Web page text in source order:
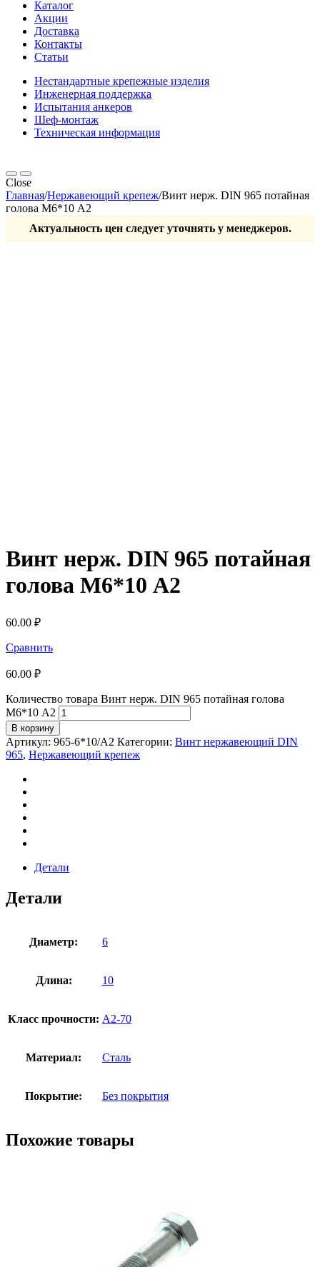
Каталог
Акции
Доставка
Контакты
Статьи
Нестандартные крепежные изделия
Инженерная поддержка
Испытания анкеров
Шеф-монтаж
Техническая информация
Close
Главная/Нержавеющий крепеж/Винт нерж. DIN 965 потайная
голова М6*10 А2
Актуальность цен следует уточнять у менеджеров.
Винт нерж. DIN 965 потайная
голова М6*10 А2
60.00 ₽
Сравнить
60.00 ₽
Количество товара Винт нерж. DIN 965 потайная голова
М6*10 А2
В корзину
Артикул: 965-6*10/А2 Категории: Винт нержавеющий DIN
965, Нержавеющий крепеж
Детали
Детали
Диаметр: 6
Длина: 10
Класс прочности: А2-70
Материал: Сталь
Покрытие: Без покрытия
Похожие товары